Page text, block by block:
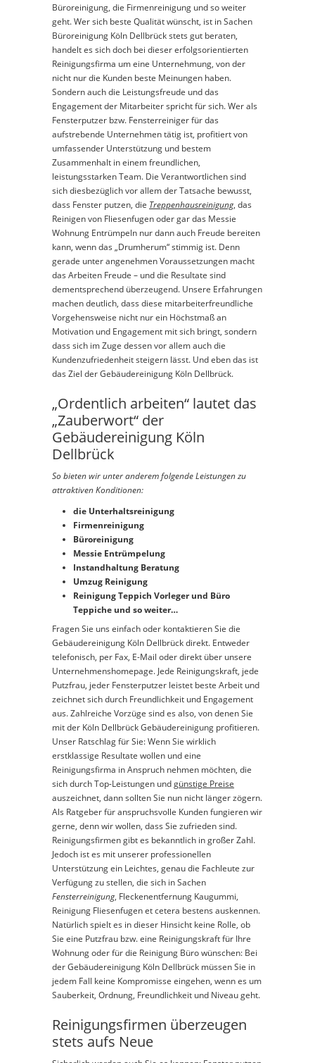
Büroreinigung, die Firmenreinigung und so weiter
geht. Wer sich beste Qualität wünscht, ist in Sachen
Büroreinigung Köln Dellbrück stets gut beraten,
handelt es sich doch bei dieser erfolgsorientierten
Reinigungsfirma um eine Unternehmung, von der
nicht nur die Kunden beste Meinungen haben.
Sondern auch die Leistungsfreude und das
Engagement der Mitarbeiter spricht für sich. Wer als
Fensterputzer bzw. Fensterreiniger für das
aufstrebende Unternehmen tätig ist, profitiert von
umfassender Unterstützung und bestem
Zusammenhalt in einem freundlichen,
leistungsstarken Team. Die Verantwortlichen sind
sich diesbezüglich vor allem der Tatsache bewusst,
dass Fenster putzen, die Treppenhausreinigung, das
Reinigen von Fliesenfugen oder gar das Messie
Wohnung Entrümpeln nur dann auch Freude bereiten
kann, wenn das „Drumherum“ stimmig ist. Denn
gerade unter angenehmen Voraussetzungen macht
das Arbeiten Freude – und die Resultate sind
dementsprechend überzeugend. Unsere Erfahrungen
machen deutlich, dass diese mitarbeiterfreundliche
Vorgehensweise nicht nur ein Höchstmaß an
Motivation und Engagement mit sich bringt, sondern
dass sich im Zuge dessen vor allem auch die
Kundenzufriedenheit steigern lässt. Und eben das ist
das Ziel der Gebäudereinigung Köln Dellbrück.
„Ordentlich arbeiten“ lautet das
„Zauberwort“ der
Gebäudereinigung Köln
Dellbrück
So bieten wir unter anderem folgende Leistungen zu
attraktiven Konditionen:
die Unterhaltsreinigung
Firmenreinigung
Büroreinigung
Messie Entrümpelung
Instandhaltung Beratung
Umzug Reinigung
Reinigung Teppich Vorleger und Büro
Teppiche und so weiter…
Fragen Sie uns einfach oder kontaktieren Sie die
Gebäudereinigung Köln Dellbrück direkt. Entweder
telefonisch, per Fax, E-Mail oder direkt über unsere
Unternehmenshomepage. Jede Reinigungskraft, jede
Putzfrau, jeder Fensterputzer leistet beste Arbeit und
zeichnet sich durch Freundlichkeit und Engagement
aus. Zahlreiche Vorzüge sind es also, von denen Sie
mit der Köln Dellbrück Gebäudereinigung profitieren.
Unser Ratschlag für Sie: Wenn Sie wirklich
erstklassige Resultate wollen und eine
Reinigungsfirma in Anspruch nehmen möchten, die
sich durch Top-Leistungen undgünstige Preise
auszeichnet, dann sollten Sie nun nicht länger zögern.
Als Ratgeber für anspruchsvolle Kunden fungieren wir
gerne, denn wir wollen, dass Sie zufrieden sind.
Reinigungsfirmen gibt es bekanntlich in großer Zahl.
Jedoch ist es mit unserer professionellen
Unterstützung ein Leichtes, genau die Fachleute zur
Verfügung zu stellen, die sich in Sachen
Fensterreinigung, Fleckenentfernung Kaugummi,
Reinigung Fliesenfugen et cetera bestens auskennen.
Natürlich spielt es in dieser Hinsicht keine Rolle, ob
Sie eine Putzfrau bzw. eine Reinigungskraft für Ihre
Wohnung oder für die Reinigung Büro wünschen: Bei
der Gebäudereinigung Köln Dellbrück müssen Sie in
jedem Fall keine Kompromisse eingehen, wenn es um
Sauberkeit, Ordnung, Freundlichkeit und Niveau geht.
Reinigungsfirmen überzeugen
stets aufs Neue